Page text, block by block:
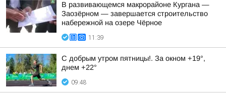
В развивающемся макрорайоне Кургана —
Заозёрном — завершается строительство
набережной на озере Чёрное
11:39
С добрым утром пятницы!. За окном +19°,
днем +22°
09:48